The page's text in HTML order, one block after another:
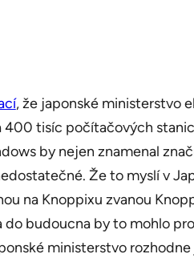
, že japonské ministerstvo
400 tisíc počítačových
by nejen znamenal
Že to myslí v
na Knoppixu zvanou
budoucna by to mohlo
ministerstvo